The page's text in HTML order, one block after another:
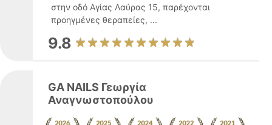
στην οδό Αγίας Λαύρας 15, παρέχονται
προηγμένες θεραπείες, ...
9.8
GA NAILS Γεωργία
Αναγνωστοπούλου